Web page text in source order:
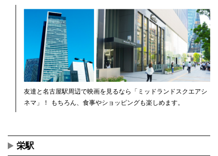
友達と名古屋駅周辺で映画を見るなら「ミッドランドスクエアシ
ネマ」！ もちろん、食事やショッピングも楽しめます。
栄駅